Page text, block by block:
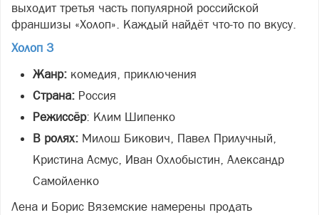
выходит третья часть популярной российской
франшизы «Холоп». Каждый найдёт что‑то по вкусу.
Холоп 3
Жанр: комедия, приключения
Страна: Россия
Режиссёр: Клим Шипенко
В ролях: Милош Бикович, Павел Прилучный,
Кристина Асмус, Иван Охлобыстин, Александр
Самойленко
Лена и Борис Вяземские намерены продать